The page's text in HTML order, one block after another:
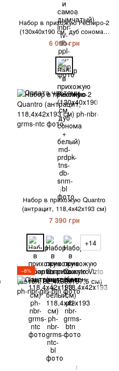
1
Набор в прихожую Респиро-2
(130х40х190 см, дуб сонома +
белый)
6 090 грн
1
Набор в прихожую Quantro
(антрацит, 118,4х42х193 см)
7 390 грн
+14
−8%
1